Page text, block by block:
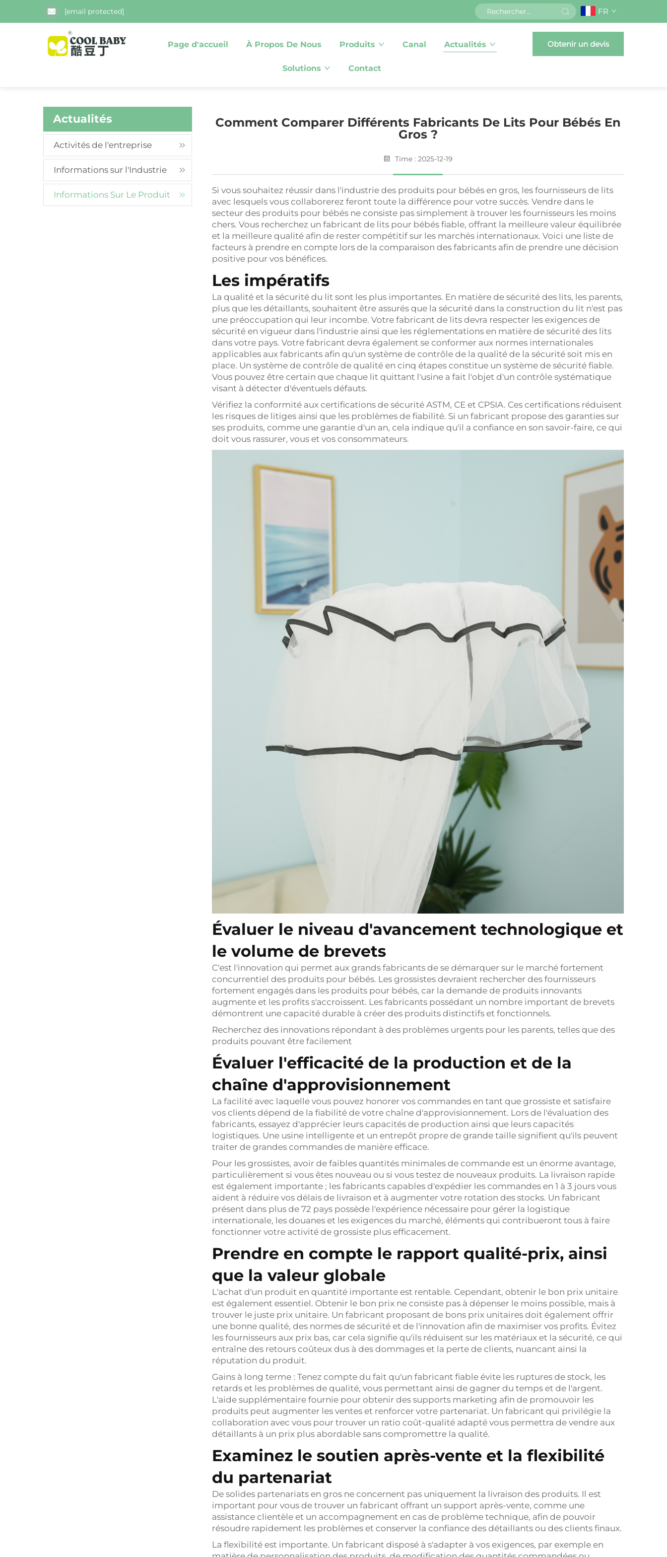
[email protected] FR
Page d'accueil À Propos De Nous Produits Canal Actualités
Solutions Contact
Obtenir un devis
Actualités
Activités de l'entreprise
Informations sur l'Industrie
Informations Sur Le Produit
Comment Comparer Différents Fabricants De Lits Pour Bébés En
Gros ?
Time : 2025-12-19
Si vous souhaitez réussir dans l'industrie des produits pour bébés en gros, les fournisseurs de lits
avec lesquels vous collaborerez feront toute la différence pour votre succès. Vendre dans le
secteur des produits pour bébés ne consiste pas simplement à trouver les fournisseurs les moins
chers. Vous recherchez un fabricant de lits pour bébés fiable, offrant la meilleure valeur équilibrée
et la meilleure qualité afin de rester compétitif sur les marchés internationaux. Voici une liste de
facteurs à prendre en compte lors de la comparaison des fabricants afin de prendre une décision
positive pour vos bénéfices.
Les impératifs
La qualité et la sécurité du lit sont les plus importantes. En matière de sécurité des lits, les parents,
plus que les détaillants, souhaitent être assurés que la sécurité dans la construction du lit n'est pas
une préoccupation qui leur incombe. Votre fabricant de lits devra respecter les exigences de
sécurité en vigueur dans l'industrie ainsi que les réglementations en matière de sécurité des lits
dans votre pays. Votre fabricant devra également se conformer aux normes internationales
applicables aux fabricants afin qu'un système de contrôle de la qualité de la sécurité soit mis en
place. Un système de contrôle de qualité en cinq étapes constitue un système de sécurité fiable.
Vous pouvez être certain que chaque lit quittant l'usine a fait l'objet d'un contrôle systématique
visant à détecter d'éventuels défauts.
Vérifiez la conformité aux certifications de sécurité ASTM, CE et CPSIA. Ces certifications réduisent
les risques de litiges ainsi que les problèmes de fiabilité. Si un fabricant propose des garanties sur
ses produits, comme une garantie d'un an, cela indique qu'il a confiance en son savoir-faire, ce qui
doit vous rassurer, vous et vos consommateurs.
Évaluer le niveau d'avancement technologique et
le volume de brevets
C'est l'innovation qui permet aux grands fabricants de se démarquer sur le marché fortement
concurrentiel des produits pour bébés. Les grossistes devraient rechercher des fournisseurs
fortement engagés dans les produits pour bébés, car la demande de produits innovants
augmente et les profits s'accroissent. Les fabricants possédant un nombre important de brevets
démontrent une capacité durable à créer des produits distinctifs et fonctionnels.
Recherchez des innovations répondant à des problèmes urgents pour les parents, telles que des
produits pouvant être facilement
Évaluer l'efficacité de la production et de la
chaîne d'approvisionnement
La facilité avec laquelle vous pouvez honorer vos commandes en tant que grossiste et satisfaire
vos clients dépend de la fiabilité de votre chaîne d'approvisionnement. Lors de l'évaluation des
fabricants, essayez d'apprécier leurs capacités de production ainsi que leurs capacités
logistiques. Une usine intelligente et un entrepôt propre de grande taille signifient qu'ils peuvent
traiter de grandes commandes de manière efficace.
Pour les grossistes, avoir de faibles quantités minimales de commande est un énorme avantage,
particulièrement si vous êtes nouveau ou si vous testez de nouveaux produits. La livraison rapide
est également importante ; les fabricants capables d'expédier les commandes en 1 à 3 jours vous
aident à réduire vos délais de livraison et à augmenter votre rotation des stocks. Un fabricant
présent dans plus de 72 pays possède l'expérience nécessaire pour gérer la logistique
internationale, les douanes et les exigences du marché, éléments qui contribueront tous à faire
fonctionner votre activité de grossiste plus efficacement.
Prendre en compte le rapport qualité-prix, ainsi
que la valeur globale
L'achat d'un produit en quantité importante est rentable. Cependant, obtenir le bon prix unitaire
est également essentiel. Obtenir le bon prix ne consiste pas à dépenser le moins possible, mais à
trouver le juste prix unitaire. Un fabricant proposant de bons prix unitaires doit également offrir
une bonne qualité, des normes de sécurité et de l'innovation afin de maximiser vos profits. Évitez
les fournisseurs aux prix bas, car cela signifie qu'ils réduisent sur les matériaux et la sécurité, ce qui
entraîne des retours coûteux dus à des dommages et la perte de clients, nuancant ainsi la
réputation du produit.
Gains à long terme : Tenez compte du fait qu'un fabricant fiable évite les ruptures de stock, les
retards et les problèmes de qualité, vous permettant ainsi de gagner du temps et de l'argent.
L'aide supplémentaire fournie pour obtenir des supports marketing afin de promouvoir les
produits peut augmenter les ventes et renforcer votre partenariat. Un fabricant qui privilégie la
collaboration avec vous pour trouver un ratio coût-qualité adapté vous permettra de vendre aux
détaillants à un prix plus abordable sans compromettre la qualité.
Examinez le soutien après-vente et la flexibilité
du partenariat
De solides partenariats en gros ne concernent pas uniquement la livraison des produits. Il est
important pour vous de trouver un fabricant offrant un support après-vente, comme une
assistance clientèle et un accompagnement en cas de problème technique, afin de pouvoir
résoudre rapidement les problèmes et conserver la confiance des détaillants ou des clients finaux.
La flexibilité est importante. Un fabricant disposé à s'adapter à vos exigences, par exemple en